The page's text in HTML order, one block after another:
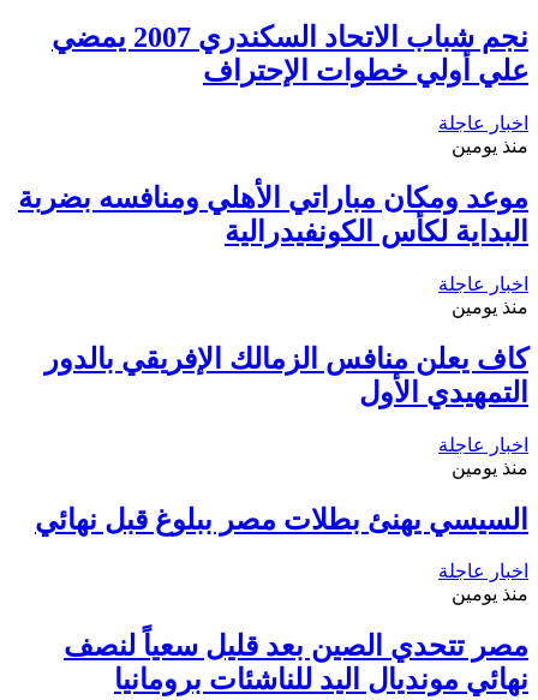
نجم شباب الاتحاد السكندري 2007 يمضي
علي أولي خطوات الإحتراف
اخبار عاجلة
منذ يومين
موعد ومكان مباراتي الأهلي ومنافسه بضربة
البداية لكأس الكونفيدرالية
اخبار عاجلة
منذ يومين
كاف يعلن منافس الزمالك الإفريقي بالدور
التمهيدي الأول
اخبار عاجلة
منذ يومين
السيسي يهنئ بطلات مصر ببلوغ قبل نهائي
اخبار عاجلة
منذ يومين
مصر تتحدي الصين بعد قليل سعياً لنصف
نهائي مونديال اليد للناشئات برومانيا